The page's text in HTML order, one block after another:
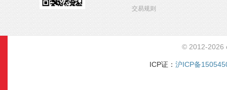
交易规则
© 2012-2026
ICP证： 沪ICP备